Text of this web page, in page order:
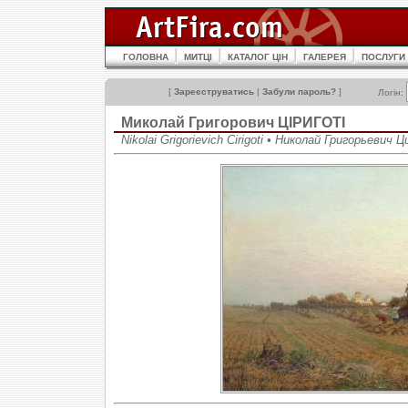
ГОЛОВНА МИТЦІ КАТАЛОГ ЦІН ГАЛЕРЕЯ ПОСЛУГИ
[ Зареєструватись | Забули пароль? ] Логін:
Миколай Григорович ЦІРИГОТІ
Nikolai Grigorievich Cirigoti • Николай Григорьевич